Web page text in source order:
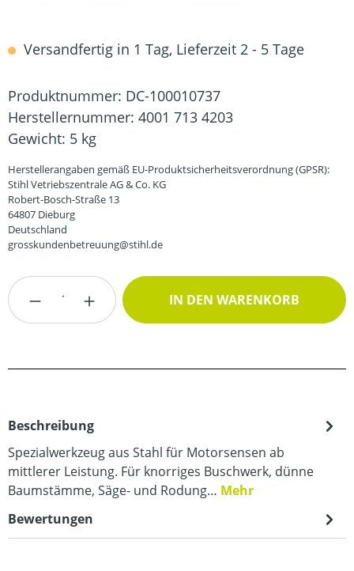
Versandfertig in 1 Tag, Lieferzeit 2 - 5 Tage
Produktnummer: DC-100010737
Herstellernummer: 4001 713 4203
Gewicht: 5 kg
Herstellerangaben gemäß EU-Produktsicherheitsverordnung (GPSR):
Stihl Vetriebszentrale AG & Co. KG
Robert-Bosch-Straße 13
64807 Dieburg
Deutschland
grosskundenbetreuung@stihl.de
Produkt Anzahl: Gib den gewünschten
IN DEN WARENKORB
Beschreibung
Spezialwerkzeug aus Stahl für Motorsensen ab
mittlerer Leistung. Für knorriges Buschwerk, dünne
Baumstämme, Säge- und Rodung… Mehr
Bewertungen